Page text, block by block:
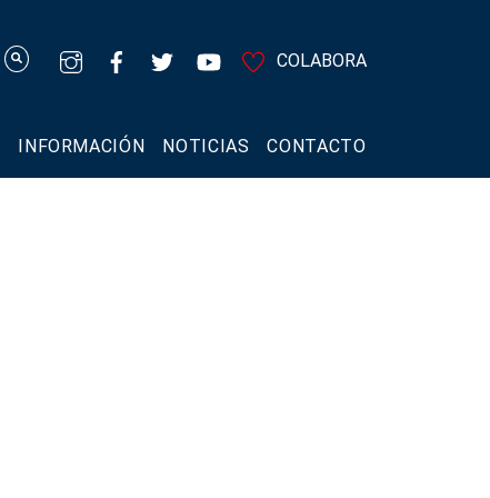
COLABORA
INFORMACIÓN NOTICIAS CONTACTO